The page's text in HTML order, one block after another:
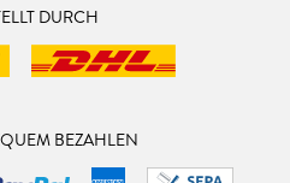
DURCH
BEZAHLEN